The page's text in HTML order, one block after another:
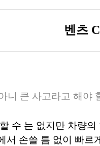
벤츠
니 큰 사고라고 해야
수 는 없지만 차량
서 손쓸 틈 없이 빠